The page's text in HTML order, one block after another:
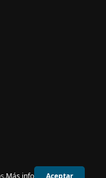
Más info Aceptar